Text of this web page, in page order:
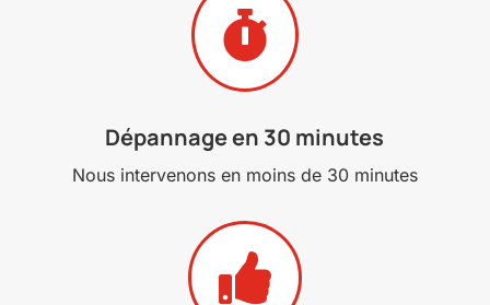

Dépannage en 30 minutes
Nous intervenons en moins de 30 minutes
